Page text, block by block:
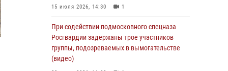
В Главном управлении Росгвардии по
торжественное собрание, посвященное
юбилею образования региональной
общественной организации ветеранов войск
правопорядка (видео)
15 июля 2026, 14:30 1
При содействии подмосковного спецназа
Росгвардии задержаны трое участников
группы, подозреваемых в вымогательстве
(видео)